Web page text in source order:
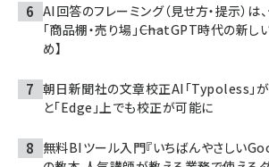
AI回答のフレーミング（見せ方・提示）は
「商品棚・売り場」――ChatGPT時代の新し
め】
朝日新聞社の文章校正AI「Typoless」が
と「Edge」上でも校正が可能に
無料BIツール入門『いちばんやさしい